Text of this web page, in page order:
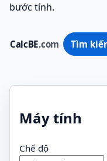
CalcBE.com Tìm
bước tính.
Máy tính
Chế độ